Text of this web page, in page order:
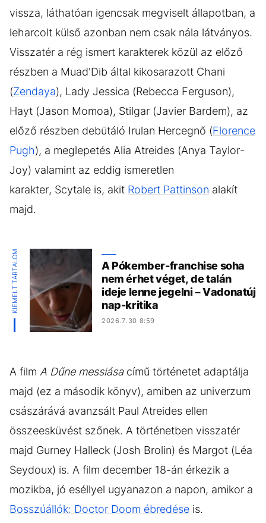
vissza, láthatóan igencsak megviselt állapotban, a
leharcolt külső azonban nem csak nála látványos.
Visszatér a rég ismert karakterek közül az előző
részben a Muad'Dib által kikosarazott Chani
(Zendaya), Lady Jessica (Rebecca Ferguson),
Hayt (Jason Momoa), Stilgar (Javier Bardem), az
előző részben debütáló Irulan Hercegnő (Florence
Pugh), a meglepetés Alia Atreides (Anya Taylor-
Joy) valamint az eddig ismeretlen
karakter, Scytale is, akit Robert Pattinson alakít
majd.
KIEMELT TARTALOM
A Pókember-franchise soha
nem érhet véget, de talán
ideje lenne jegelni – Vadonatúj
nap-kritika
2026.7.30 8:59
A film A Dűne messiásacímű történetet adaptálja
majd (ez a második könyv), amiben az univerzum
császárává avanzsált Paul Atreides ellen
összeesküvést szőnek. A történetben visszatér
majd Gurney Halleck (Josh Brolin) és Margot (Léa
Seydoux) is. A film december 18-án érkezik a
mozikba, jó eséllyel ugyanazon a napon, amikor a
Bosszúállók: Doctor Doom ébredése is.